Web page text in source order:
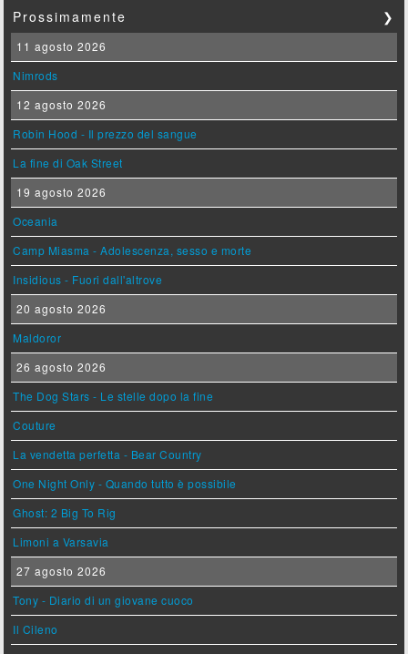
Prossimamente ❯
11 agosto 2026
Nimrods
12 agosto 2026
Robin Hood - Il prezzo del sangue
La fine di Oak Street
19 agosto 2026
Oceania
Camp Miasma - Adolescenza, sesso e morte
Insidious - Fuori dall'altrove
20 agosto 2026
Maldoror
26 agosto 2026
The Dog Stars - Le stelle dopo la fine
Couture
La vendetta perfetta - Bear Country
One Night Only - Quando tutto è possibile
Ghost: 2 Big To Rig
Limoni a Varsavia
27 agosto 2026
Tony - Diario di un giovane cuoco
Il Cileno